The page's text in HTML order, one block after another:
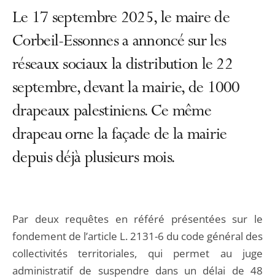
Le 17 septembre 2025, le maire de
Corbeil-Essonnes a annoncé sur les
réseaux sociaux la distribution le 22
septembre, devant la mairie, de 1000
drapeaux palestiniens. Ce même
drapeau orne la façade de la mairie
depuis déjà plusieurs mois.
Par deux requêtes en référé présentées sur le
fondement de l’article L. 2131-6 du code général des
collectivités territoriales, qui permet au juge
administratif de suspendre dans un délai de 48